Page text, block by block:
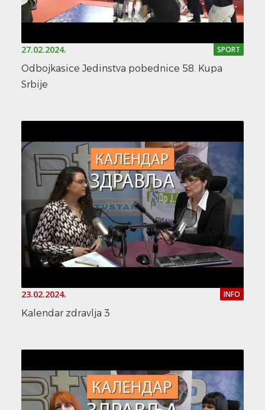
27.02.2024. SPORT
Odbojkasice Jedinstva pobednice 58. Kupa
Srbije
23.02.2024. INFO
Kalendar zdravlja 3